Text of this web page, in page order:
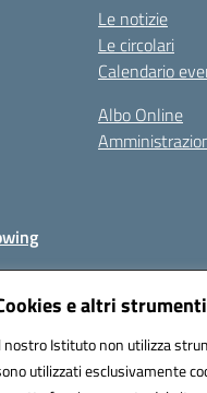
e altri
nostro Istituto non utilizza
utilizzati esclusivamente
Le notizie
Le circolari
Calendario
Albo Online